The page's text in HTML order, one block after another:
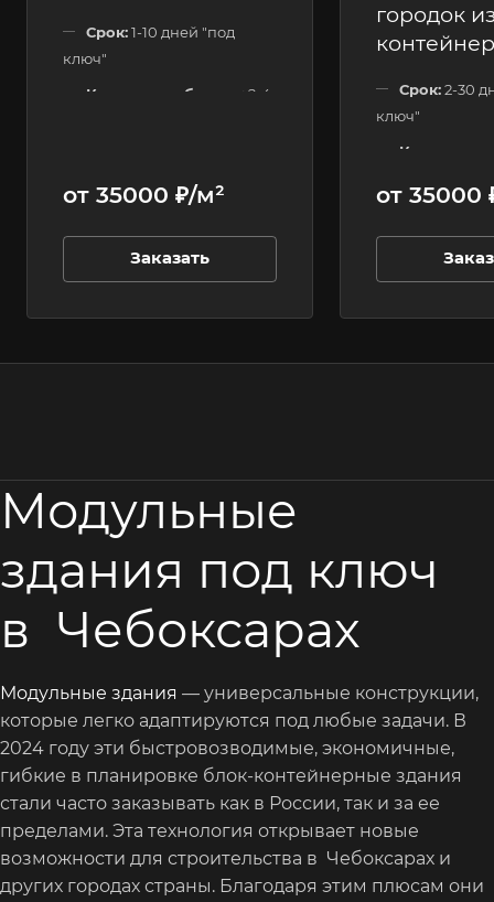
Срок:1-10 дней "под
ключ"
Количество блоков:
2-4
от 35000 ₽/м²
Заказать
городок
Срок:2-30
ключ"
от 35000
Модульные
здания под ключ
в Чебоксарах
Модульные здания — универсальные конструкции,
которые легко адаптируются под любые задачи. В
2024 году эти быстровозводимые, экономичные,
гибкие в планировке блок-контейнерные здания
стали часто заказывать как в России, так и за ее
пределами. Эта технология открывает новые
возможности для строительства в Чебоксарах и
других городах страны. Благодаря этим плюсам они